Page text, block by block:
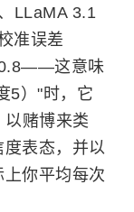
LLaMA 3.1
准误差
0.8——这意味
5）"时，它
赌博来类
表态，并以
你平均每次